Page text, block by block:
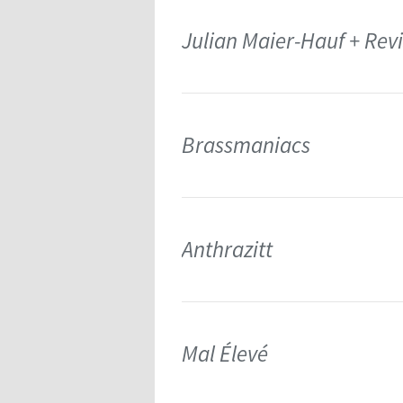
Julian Maier-Hauf +
Brassmaniacs
Anthrazitt
Mal Élevé